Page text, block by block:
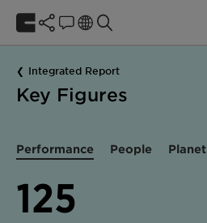
Integrated Report
Key Figures
Performance People Planet
125